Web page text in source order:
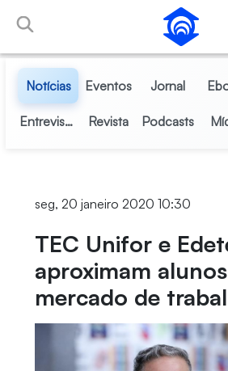
Pular para o Conteúdo principal
Notícias Eventos Jornal
Entrevistas Revista Podcasts
seg, 20 janeiro 2020 10:30
TEC Unifor e
aproximam
mercado de